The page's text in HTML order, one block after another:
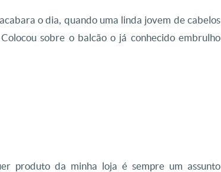
o dia, quando uma linda jovem de cabelos
sobre o balcão o já conhecido embrulho
produto da minha loja é sempre um assunto